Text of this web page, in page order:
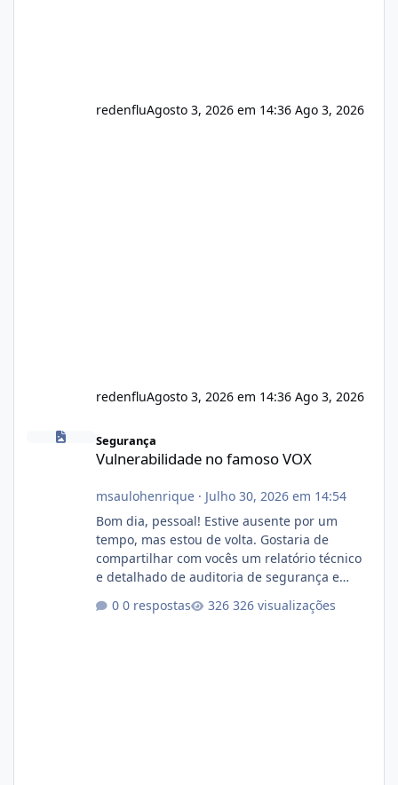
redenfluAgosto 3, 2026 em 14:36 Ago 3, 2026
redenfluAgosto 3, 2026 em 14:36 Ago 3, 2026
Vulnerabilidade no famoso VOX
Segurança
Vulnerabilidade no famoso VOX
msaulohenrique· Julho 30, 2026 em 14:54
Bom dia, pessoal! Estive ausente por um
tempo, mas estou de volta. Gostaria de
compartilhar com vocês um relatório técnico
e detalhado de auditoria de segurança e
atualmente em circulação e comercialização
0 respostas 326 visualizações